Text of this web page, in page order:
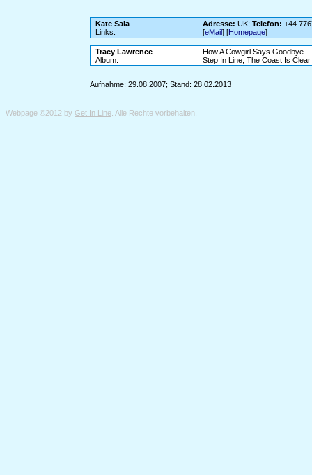
Kate Sala Adresse: UK;Telefon: +44
Links:
[eMail] [Homepage]
Tracy Lawrence
How A Cowgirl Says Goodbye
Album:
Step In Line; The Coast Is Clear
Aufnahme: 29.08.2007; Stand: 28.02.2013
Webpage ©2012 by Get In Line . Alle Rechte vorbehalten.